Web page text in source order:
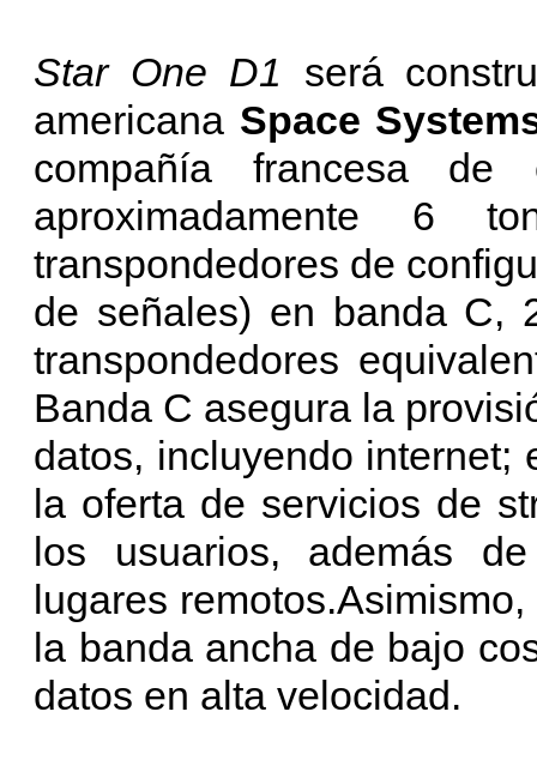
Star One D1 será
americana Space
compañía francesa
aproximadamente 6
transpondedores de
de señales) en banda C,
transpondedores
Banda C asegura la
datos, incluyendo internet;
la oferta de servicios de
los usuarios, además
lugares
la banda ancha de bajo
datos en alta velocidad.